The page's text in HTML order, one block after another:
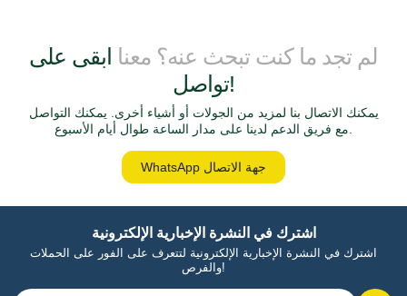
لم تجد ما كنت تبحث عنه؟ معنا ابقى على
تواصل!
يمكنك الاتصال بنا لمزيد من الجولات أو أشياء أخرى. يمكنك التواصل
WhatsApp جهة الاتصال
اشترك في النشرة الإخبارية الإلكترونية
اشترك في النشرة الإخبارية الإلكترونية لتتعرف على الفور على الحملات
والفرص!